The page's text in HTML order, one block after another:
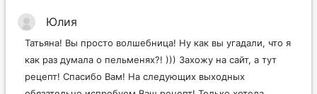
Юлия
Татьяна! Вы просто волшебница! Ну как вы угадали, что я
как раз думала о пельменях?! ))) Захожу на сайт, а тут
рецепт! Спасибо Вам! На следующих выходных